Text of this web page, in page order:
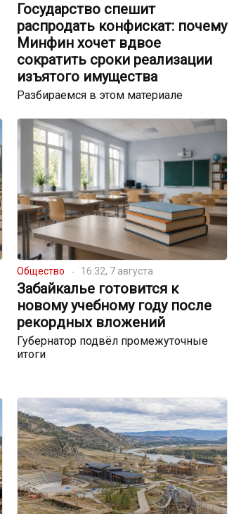
Государство спешит
распродать конфискат: почему
Минфин хочет вдвое
сократить сроки реализации
изъятого имущества
Разбираемся в этом материале
Общество 16:32, 7 августа
Забайкалье готовится к
новому учебному году после
рекордных вложений
Губернатор подвёл промежуточные
итоги